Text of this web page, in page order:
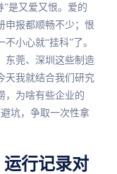
”是又爱又恨。爱的
申报都顺畅不少；恨
小心就“挂科”了。
东莞、深圳这些制造
天我就结合我们研究
，为啥有些企业的
坑，争取一次性拿
行记录对